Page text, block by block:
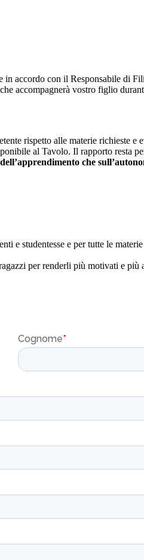
accordo con il Responsabile di
accompagnerà vostro figlio
rispetto alle materie richieste
al Tavolo. Il rapporto resta
che
e studentesse e per tutte le
per renderli più motivati e